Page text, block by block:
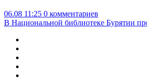
06.08 11:25 0 комментариев
В Национальной библиотеке Бурятии